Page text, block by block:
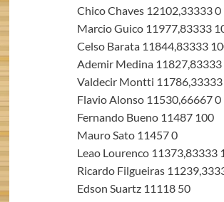
Chico Chaves 12102,33333 0
Marcio Guico 11977,83333
Celso Barata 11844,83333
Ademir Medina 11827,83333
Valdecir Montti 11786,33333
Flavio Alonso 11530,66667 0
Fernando Bueno 11487 100
Mauro Sato 11457 0
Leao Lourenco 11373,83333
Ricardo Filgueiras
Edson Suartz 11118 50